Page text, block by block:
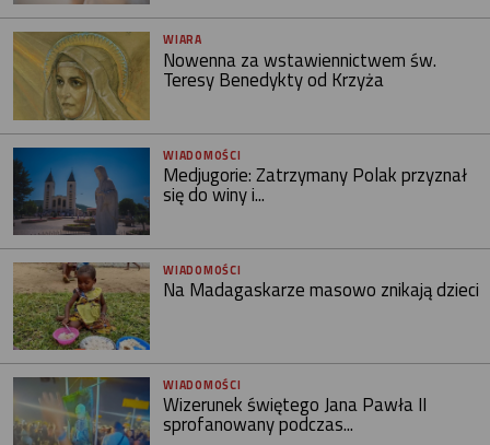
WIARA
Nowenna za wstawiennictwem św.
Teresy Benedykty od Krzyża
WIADOMOŚCI
Medjugorie: Zatrzymany Polak przyznał
się do winy i...
WIADOMOŚCI
Na Madagaskarze masowo znikają dzieci
WIADOMOŚCI
Wizerunek świętego Jana Pawła II
sprofanowany podczas...